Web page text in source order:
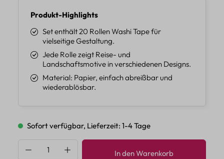
Produkt-Highlights
Set enthält 20 Rollen Washi Tape für
vielseitige Gestaltung.
Jede Rolle zeigt Reise- und
Landschaftsmotive in verschiedenen Designs.
Material: Papier, einfach abreißbar und
wiederablösbar.
Sofort verfügbar, Lieferzeit: 1-4 Tage
Produkt Anzahl: Gib den gewünschten
In den Warenkorb